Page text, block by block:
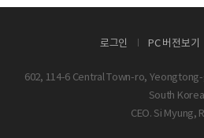
로그인 PC 버전보기
602, 114-6 Central Town-ro,
South Korea
CEO. Si Myung,